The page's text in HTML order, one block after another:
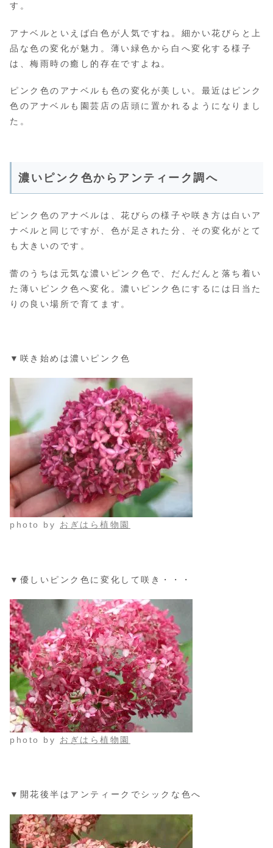
す。
アナベルといえば白色が人気ですね。細かい花びらと上
品な色の変化が魅力。薄い緑色から白へ変化する様子
は、梅雨時の癒し的存在ですよね。
ピンク色のアナベルも色の変化が美しい。最近はピンク
色のアナベルも園芸店の店頭に置かれるようになりまし
た。
濃いピンク色からアンティーク調へ
ピンク色のアナベルは、花びらの様子や咲き方は白いア
ナベルと同じですが、色が足された分、その変化がとて
も大きいのです。
蕾のうちは元気な濃いピンク色で、だんだんと落ち着い
た薄いピンク色へ変化。濃いピンク色にするには日当た
りの良い場所で育てます。
▼咲き始めは濃いピンク色
photo by おぎはら植物園
▼優しいピンク色に変化して咲き・・・
photo by おぎはら植物園
▼開花後半はアンティークでシックな色へ